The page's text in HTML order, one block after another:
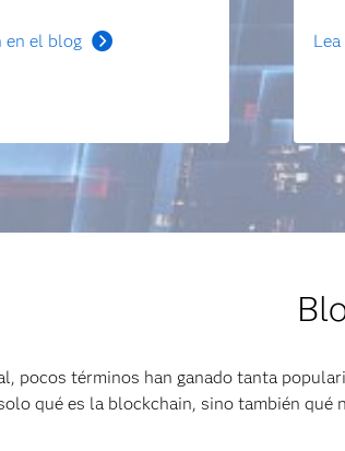
en el blog
pocos términos han ganado tanta
qué es la blockchain, sino también qué